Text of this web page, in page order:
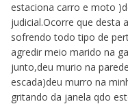
estaciona carro e moto
judicial.Ocorre que desta
sofrendo todo tipo de
agredir meio marido na
junto,deu murio na
escada)deu murro na
gritando da janela qdo